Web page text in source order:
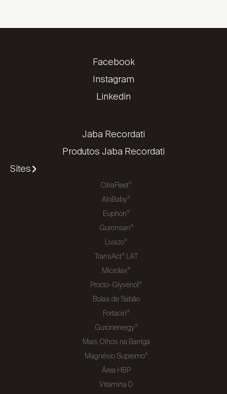
Facebook
Instagram
Linkedin
Jaba Recordati
Produtos Jaba Recordati
Sites
CitraFleet®
AloBaby®
Euphon®
Guronsan®
Livazo®
TransAct®LAT
Microlax®
Procto-Glyvenol®
Bolas de Sabão
Fortacin®
Guronenergy®
Mais Olhos na Barriga
Magnésio Supremo®
Área HBP
Vitamina D